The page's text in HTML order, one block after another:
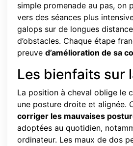
simple promenade au pas, on
vers des séances plus
galops sur de longues
d’obstacles. Chaque étape
preuve d’amélioration de sa
Les bienfaits sur
La position à cheval oblige le
une posture droite et alignée.
corriger les mauvaises
adoptées au quotidien,
ordinateur. Les maux de dos